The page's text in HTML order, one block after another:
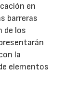
en
barreras
de los
la
elementos